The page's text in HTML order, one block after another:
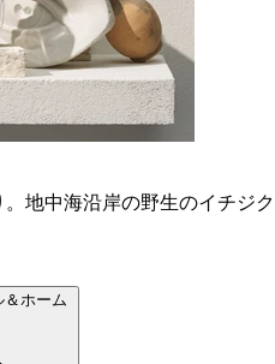
地中海沿岸の野生のイチジク
＆ホーム